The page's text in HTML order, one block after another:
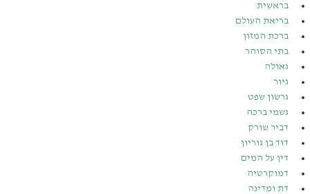
בראשית
בריאת העולם
ברכת המזון
בתי הסוהר
גאולה
גיור
גרשון שפט
גשמי ברכה
דביר שורק
דוד בן גוריון
דין על המים
דמוקרטיה
דת ומדינה